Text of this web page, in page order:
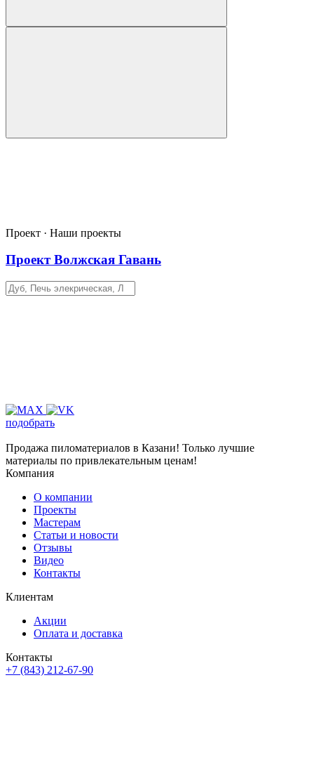
Проект · Наши проекты
Проект Волжская Гавань
подобрать
Продажа пиломатериалов в Казани! Только лучшие
материалы по привлекательным ценам!
Компания
О компании
Проекты
Мастерам
Статьи и новости
Отзывы
Видео
Контакты
Клиентам
Акции
Оплата и доставка
Контакты
+7 (843) 212-67-90